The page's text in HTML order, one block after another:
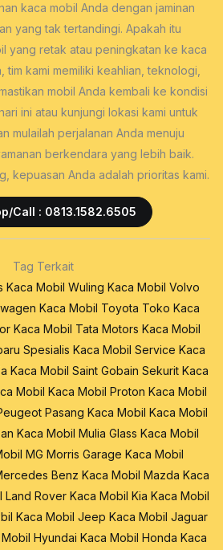
kaca mobil Anda dengan jaminan
yang tak tertandingi. Apakah itu
yang retak atau peningkatan ke kaca
tim kami memiliki keahlian, teknologi,
mobil Anda kembali ke kondisi
ini atau kunjungi lokasi kami untuk
mulailah perjalanan Anda menuju
berkendara yang lebih baik.
kepuasan Anda adalah prioritas kami.
Call : 0813.1582.6505
Tag Terkait
Kaca Mobil Wuling Kaca Mobil Volvo
Kaca Mobil Toyota Toko Kaca
Kaca Mobil Tata Motors Kaca Mobil
Spesialis Kaca Mobil Service Kaca
Kaca Mobil Saint Gobain Sekurit Kaca
Mobil Kaca Mobil Proton Kaca Mobil
Pasang Kaca Mobil Kaca Mobil
Kaca Mobil Mulia Glass Kaca Mobil
MG Morris Garage Kaca Mobil
Benz Kaca Mobil Mazda Kaca
Land Rover Kaca Mobil Kia Kaca Mobil
Kaca Mobil Jeep Kaca Mobil Jaguar
Hyundai Kaca Mobil Honda Kaca